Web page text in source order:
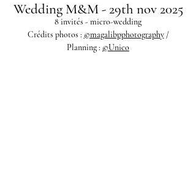
Wedding M&M - 29th nov 2025
8 invités - micro-wedding
Crédits photos : ©magalibpphotography/
Planning : ©Unico